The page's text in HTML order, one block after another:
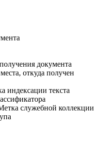
документа
откуда получен
индексации текста
служебной коллекции